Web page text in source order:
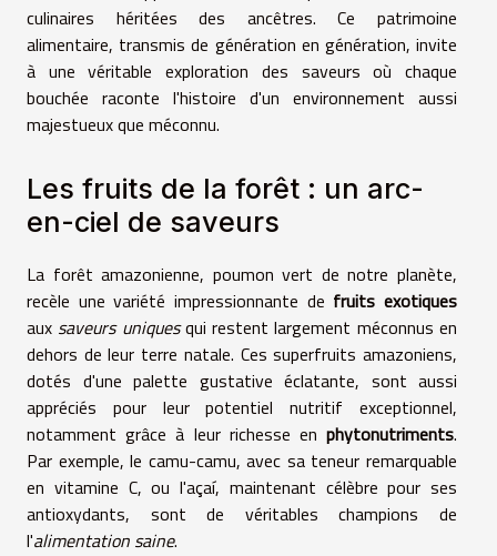
culinaires héritées des ancêtres. Ce patrimoine
alimentaire, transmis de génération en génération, invite
à une véritable exploration des saveurs où chaque
bouchée raconte l'histoire d'un environnement aussi
majestueux que méconnu.
Les fruits de la forêt : un arc-
en-ciel de saveurs
La forêt amazonienne, poumon vert de notre planète,
recèle une variété impressionnante de fruits exotiques
aux saveurs uniquesqui restent largement méconnus en
dehors de leur terre natale. Ces superfruits amazoniens,
dotés d'une palette gustative éclatante, sont aussi
appréciés pour leur potentiel nutritif exceptionnel,
notamment grâce à leur richesse en phytonutriments.
Par exemple, le camu-camu, avec sa teneur remarquable
en vitamine C, ou l'açaí, maintenant célèbre pour ses
antioxydants, sont de véritables champions de
l'alimentation saine.